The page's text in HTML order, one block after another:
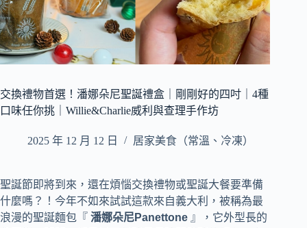
交換禮物首選！潘娜朵尼聖誕禮盒｜剛剛好的四吋｜4種
口味任你挑｜Willie&Charlie威利與查理手作坊
2025 年 12 月 12 日 居家美食（常溫、冷凍）
聖誕節即將到來，還在煩惱交換禮物或聖誕大餐要準備
什麼嗎？！今年不如來試試這款來自義大利，被稱為最
浪漫的聖誕麵包『 潘娜朵尼Panettone 』，它外型長的